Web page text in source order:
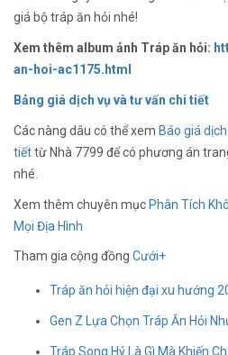
giá bộ tráp ăn hỏi nhé!
Xem thêm album ảnh Tráp ăn hỏi:
an-hoi-ac1175.html
Bảng giá dịch vụ và tư vấn chi tiết
Các nàng dâu có thể xem Báo giá
tiếttừ Nhà 7799 để có phương án
nhé.
Xem thêm chuyên mụcPhân Tích
Mọi Địa Hình
Tham gia cộng đồng Cưới+
Tráp ăn hỏi hiện đại xu hướng
Gen Z Lựa Chọn Tráp Ăn Hỏi
Tráp Song Hỷ Là Gì Mà Khiến